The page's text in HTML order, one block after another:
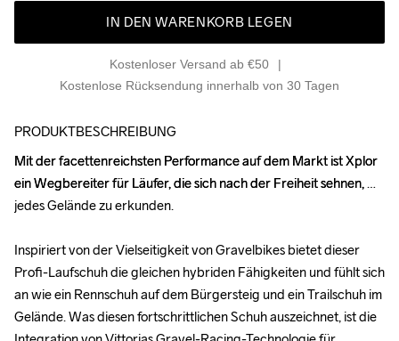
IN DEN WARENKORB LEGEN
Kostenloser Versand ab €50
Kostenlose Rücksendung innerhalb von 30 Tagen
PRODUKTBESCHREIBUNG
Mit der facettenreichsten Performance auf dem Markt ist Xplor
ein Wegbereiter für Läufer, die sich nach der Freiheit sehnen,
jedes Gelände zu erkunden.
Inspiriert von der Vielseitigkeit von Gravelbikes bietet dieser
Profi-Laufschuh die gleichen hybriden Fähigkeiten und fühlt sich
an wie ein Rennschuh auf dem Bürgersteig und ein Trailschuh im
Gelände. Was diesen fortschrittlichen Schuh auszeichnet, ist die
Mit der facettenreichsten Performance auf dem Markt ist Xplor
ein Wegbereiter für Läufer, die sich nach der Freiheit sehnen,
jedes Gelände zu erkunden.
Inspiriert von der Vielseitigkeit von Gravelbikes bietet dieser
Profi-Laufschuh die gleichen hybriden Fähigkeiten und fühlt sich
an wie ein Rennschuh auf dem Bürgersteig und ein Trailschuh im
Gelände. Was diesen fortschrittlichen Schuh auszeichnet, ist die